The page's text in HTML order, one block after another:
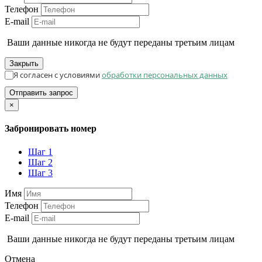
Телефон
E-mail
Ваши данные никогда не будут переданы третьим лицам
Закрыть
Я согласен с условиямиобработки персональных данных
Отправить запрос
×
Забронировать номер
Шаг 1
Шаг 2
Шаг 3
Имя
Телефон
E-mail
Ваши данные никогда не будут переданы третьим лицам
Отмена